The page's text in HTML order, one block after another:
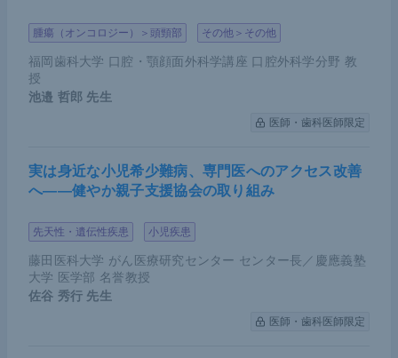
はOSが0.86と若干見劣りはするが、1を超えていな
いので全体集団としても悪くはない。特筆すべき
は、前相まではEACはそこまで改善されずESCCの
み改善されたが、本試験ではESCC・EAC共に同様
に効果があるという結果が示されている点だ。
腫瘍（オンコロジー）＞頭頸部 その他＞その他
福岡歯科大学 口腔・顎顔面外科学講座 口腔外科学分野 教
授
池邉 哲郎 先生
医師・歯科医師限定
実は身近な小児希少難病、専門医へのアクセス改善
へ――健やか親子支援協会の取り組み
先天性・遺伝性疾患 小児疾患
藤田医科大学 がん医療研究センター センター長／慶應義塾
大学 医学部 名誉教授
佐谷 秀行 先生
医師・歯科医師限定